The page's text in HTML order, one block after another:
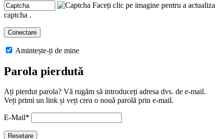
Faceți clic pe imagine pentru a actualiza
captcha .
Amintește-ți de mine
Parola pierdută
Ați pierdut parola? Vă rugăm să introduceți adresa dvs. de e-mail.
Veți primi un link și veți crea o nouă parolă prin e-mail.
E-Mail*